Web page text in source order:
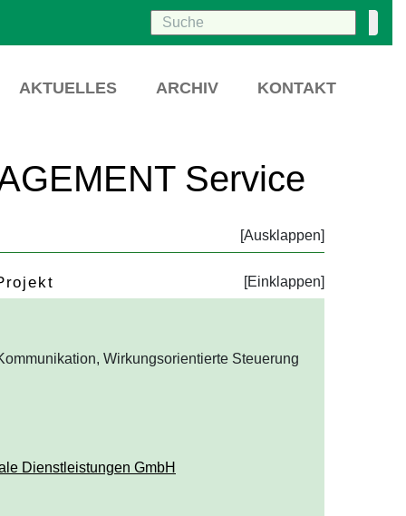
AKTUELLES ARCHIV KONTAKT
Service
Wirkungsorientierte Steuerung
Dienstleistungen GmbH